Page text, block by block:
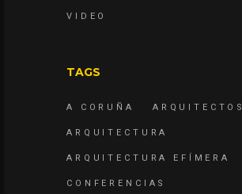
VIDEO
TAGS
A CORUÑA ARQUITECTOS
ARQUITECTURA
ARQUITECTURA EFÍMERA
CONFERENCIAS